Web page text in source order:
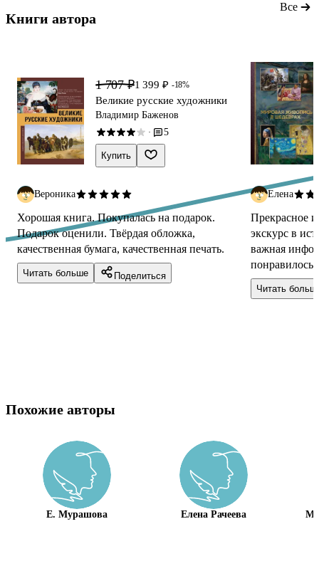
Книги автора
Все
1 707 ₽1 399 ₽ -18%
Великие русские художники
Владимир Баженов
· 5
Купить
Вероника
Хорошая книга. Покупалась на подарок.
Подарок оценили. Твёрдая обложка,
качественная бумага, качественная печать.
Читать больше Поделиться
Елена
Прекрасное
экскурс в
важная
картины, что
Читать
Похожие авторы
Е. Мурашова Елена Рачеева